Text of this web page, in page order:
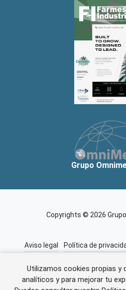
Utilizamos cookies propias y
analíticos y para mejorar tu
Grupo
Copyrights © 2026
Aviso legal Política de